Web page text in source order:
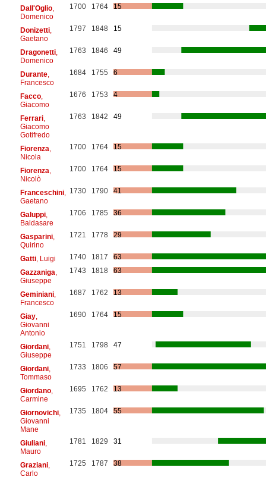
Dall'Oglio,
Domenico
1700 1764 15
Donizetti,
Gaetano
1797 1848 15
Dragonetti,
Domenico
1763 1846 49
Durante,
Francesco
1684 1755 6
Facco,
Giacomo
1676 1753 4
Ferrari,
Giacomo
Gotifredo
1763 1842 49
Fiorenza
Nicola
1700 1764 15
Fiorenza
Nicolò
1700 1764 15
Franceschini,
Gaetano
1730 1790 41
Galuppi,
Baldasare
1706 1785 36
Gasparini,
Quirino
1721 1778 29
Gatti, Luigi 1740 1817
63
Gazzaniga
Giuseppe
1743 1818 63
Geminiani,
Francesco
1687 1762 13
Giay,
Giovanni
Antonio
1690 1764 15
Giordani,
Giuseppe
1751 1798 47
Giordani,
Tommaso
1733 1806 57
Giordano,
Carmine
1695 1762 13
Giornovichi,
Giovanni
Mane
1735 1804 55
Giuliani,
Mauro
1781 1829 31
Graziani,
Carlo
1725 1787 38